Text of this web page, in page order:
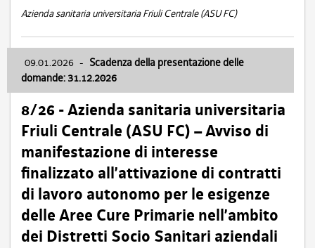
Azienda sanitaria universitaria Friuli Centrale (ASU FC)
09.01.2026 - Scadenza della presentazione delle
domande: 31.12.2026
8/26 - Azienda sanitaria universitaria
Friuli Centrale (ASU FC) – Avviso di
manifestazione di interesse
finalizzato all’attivazione di contratti
di lavoro autonomo per le esigenze
delle Aree Cure Primarie nell’ambito
dei Distretti Socio Sanitari aziendali